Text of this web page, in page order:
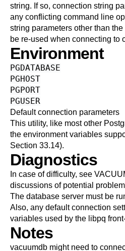
string. If so, connection string
any conflicting command line
string parameters other than the
be re-used when connecting to
Environment
PGDATABASE
PGHOST
PGPORT
PGUSER
Default connection parameters
This utility, like most other
the environment variables
Section 33.14).
Diagnostics
In case of difficulty, see
discussions of potential
The database server must be
Also, any default connection
variables used by the libpq
Notes
vacuumdb might need to